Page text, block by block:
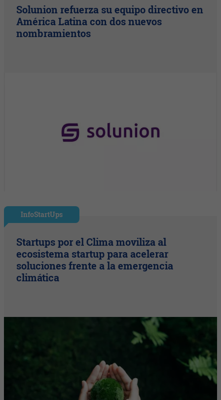
Solunion refuerza su equipo directivo en
América Latina con dos nuevos
nombramientos
InfoStartUps
Startups por el Clima moviliza al
ecosistema startup para acelerar
soluciones frente a la emergencia
climática